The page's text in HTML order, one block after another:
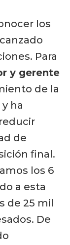
los
Para
y gerente
de la
ha
de
final.
los 6
a esta
de 25 mil
De